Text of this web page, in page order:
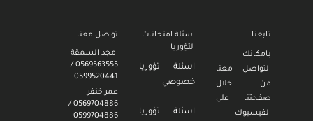
تواصل معنا
امجد السمقة
0569563555 /
0599520441
عمر خنفر
0569704886 /
0599704886
اسئلة امتحانات
التؤوريا
اسئلة تؤوريا
خصوصي
اسئلة تؤوريا
تابعنا
بامكانك
التواصل معنا
من خلال
صفحتنا على
الفيسبوك